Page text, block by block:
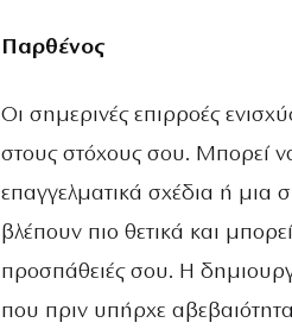
Παρθένος
Οι σημερινές επιρροές
στους στόχους σου. Μπορεί
επαγγελματικά σχέδια ή μια
βλέπουν πιο θετικά και
προσπάθειές σου. Η
που πριν υπήρχε